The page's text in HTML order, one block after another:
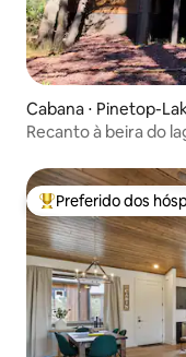
Cabana ⋅ Pinetop-
Recanto à beira do
Entre os melhores
Preferido dos